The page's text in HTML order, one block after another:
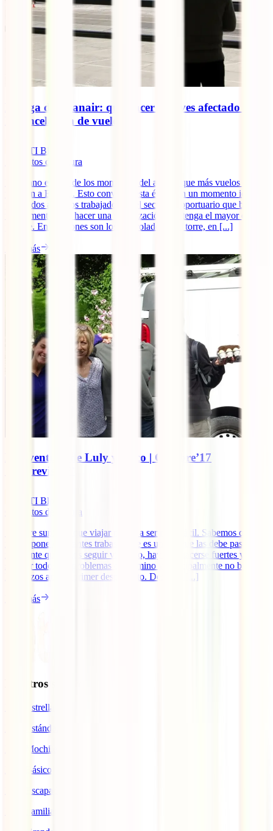
Huelga de Ryanair: qué hacer si te ves afectado por
la cancelación de vuelos
IATI Blog
minutos de lectura
El verano es uno de los momentos del año en que más vuelos salen
y llegan a España. Esto convierte esta época en un momento ideal
para todos aquellos trabajadores del sector aeroportuario que buscan
un momento para hacer una movilización que tenga el mayor eco
posible. En ocasiones son los controladores de torre, en [...]
Leer más
La aventura de Luly y Coco | Octubre’17
“Imprevistos”
IATI Blog
minutos de lectura
Siempre supimos que viajar no iba a ser nada fácil. Sabemos que la
ruta te pone constantes trabas y que es uno el que las debe pasar. Si
realmente queremos seguir viajando, hay que hacerse fuertes y
superar todos los problemas del camino y principalmente no bajar
los brazos ante el primer desperfecto. Desde el [...]
Leer más
Nuestros seguros
IATI Estrella
IATI Estándar
IATI Mochilero
IATI Básico
IATI Escapadas
IATI Familia